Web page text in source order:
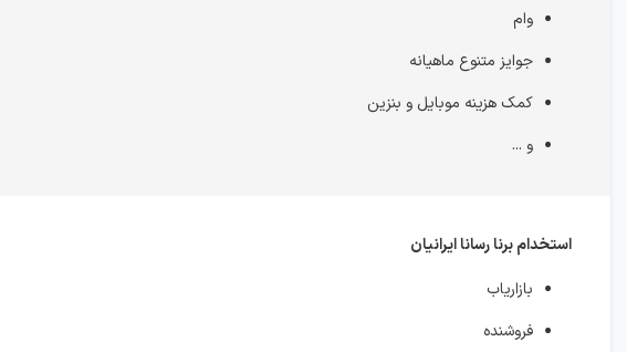
وام
جوایز متنوع ماهیانه
کمک هزینه موبایل و‌ بنزین
و ...
استخدام برنا رسانا ایرانیان
بازاریاب
فروشنده